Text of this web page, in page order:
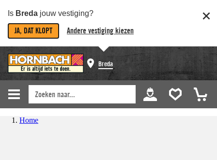
Is Breda jouw vestiging?
JA, DAT KLOPT Andere vestiging kiezen
Breda
Home